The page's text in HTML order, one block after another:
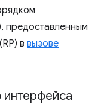
предоставленным
в вызове
интерфейса